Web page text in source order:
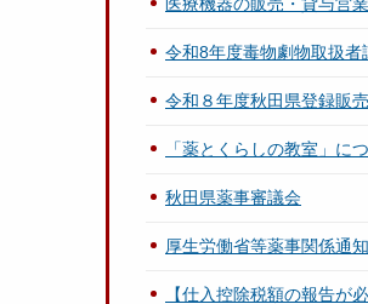
令和8年度毒物劇物取扱者
令和８年度秋田県登録販
「薬とくらしの教室」に
秋田県薬事審議会
厚生労働省等薬事関係通
【仕入控除税額の報告が